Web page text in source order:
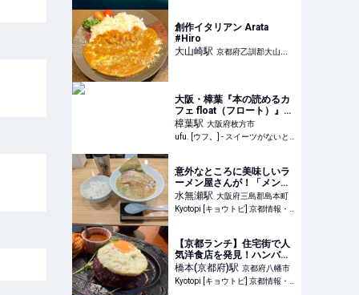
創作イタリアン Arata
#Hiro
大山崎駅 京都府乙訓郡大山崎
大阪・樟葉『本の読めるカ
フェ float（フロート）』で
見つけた、心潤す静寂の過
ごし方と旅するチーズケー
キ - ufu. [ウフ。]
樟葉駅 大阪府枚方市
ufu. [ウフ。] - スイーツがないと始まらないufu.ウフ。
意外なところに美味しいラ
ーメン屋さんが！「メンヤ
ダモンデ」【阪急水無瀬】
水無瀬駅 大阪府三島郡島本町
Kyotopi [キョウトピ] 京都情報・観光・旅行・グルメ
【京都ランチ】住宅街で人
気洋食店を発見！ハンバー
グが主役「さくら亭」
橋本(京都府)駅 京都府八幡市
Kyotopi [キョウトピ] 京都情報・観光・旅行・グルメ